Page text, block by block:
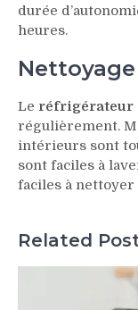
durée
heures.
Nettoyage
Le réfrigérateur
régulièrement.
intérieurs sont
sont faciles à
faciles à nettoyer
Related